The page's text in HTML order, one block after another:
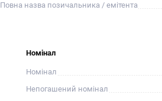
Повна назва позичальника / емітента
Номінал
Номінал
Непогашений номінал